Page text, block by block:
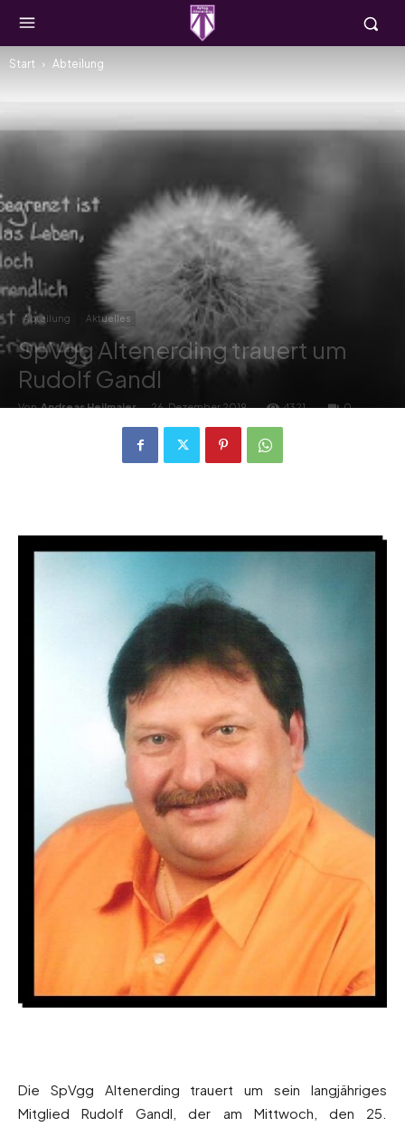
Start Abteilung
Abteilung Aktuelles
SpVgg Altenerding trauert um
Rudolf Gandl
Von Andreas Heilmaier - 26. Dezember 2019 4321 0
Die SpVgg Altenerding trauert um sein langjähriges
Mitglied Rudolf Gandl, der am Mittwoch, den 25.